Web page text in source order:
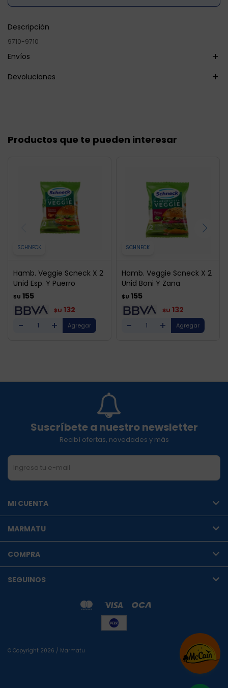
Descripción
9710-9710
Envíos
Devoluciones
Productos que te pueden interesar
SCHNECK
Hamb. Veggie Scneck X 2
Unid Esp. Y Puerro
$U 155
$U 132
- +
SCHNECK
Hamb. Veggie Scneck X 2
Unid Boni Y Zana
$U 155
$U 132
- +
Suscríbete a nuestro newsletter
Recibí ofertas, novedades y más
MI CUENTA
MARMATU
COMPRA
SEGUINOS
© Copyright 2026 / Marmatu